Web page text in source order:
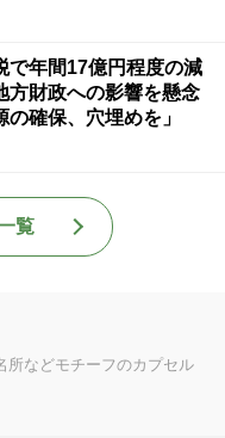
で年間17億円程度の減
財政への影響を懸念
の確保、穴埋めを」
覧
などモチーフのカプセル